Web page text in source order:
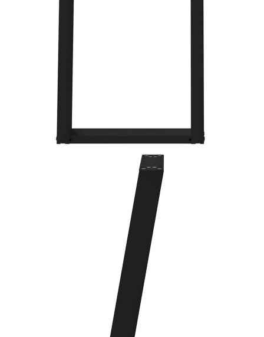
Предоставената таблица е с информационна цел.
Добавете продукта в количката си с бутона "Добави в
количката" и при поръчка ще можете да изберете броя
вноски на кредита.
Предоставената таблица е с информационна цел.
количката" и при поръчка ще можете да изберете броя
вноски на кредита.
Предоставената таблица е с информационна цел.
Добавете продукта в количката си с бутона "Добави в
количката" и при поръчка ще можете да изберете броя
Когато плащате с NewPay, всъщност NewPay плаща
поръчката Ви вместо Вас. Вие я получавате и
разполагате с три начина да я платите към тях:
Отложено до 30 дни от момента на изпращане на
поръчката без оскъпяване. За покупки на стойност до
Плащане на 4 вноски. Заплащате 20% от стойността на
поръчката си на момента с карта. Останалата сума се
разделя на 3 равни месечни вноски без оскъпяване. За
покупки на стойност до 1000 лв. / €511.31
Плащане на 6 вноски. Стойността на поръчката се
разпределя в 6 равни месечни вноски с оскъпяване. За
покупки на стойност до 2000 лв. / €1022.61